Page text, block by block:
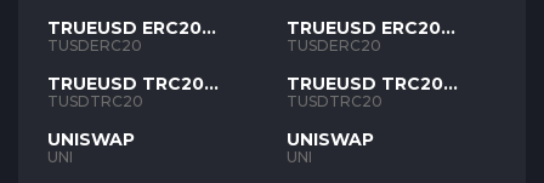
TRUEUSD ERC20
TUSD
TUSDERC20
TRUEUSD TRC20
TUSD
TUSDTRC20
UNISWAP
UNI
TRUEUSD ERC20
TUSD
TUSDERC20
TRUEUSD TRC20
TUSD
TUSDTRC20
UNISWAP
UNI